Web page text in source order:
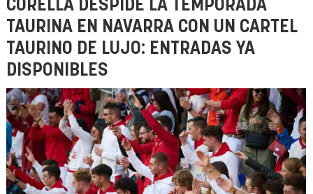
CORELLA DESPIDE LA TEMPORADA
TAURINA EN NAVARRA CON UN CARTEL
TAURINO DE LUJO: ENTRADAS YA
DISPONIBLES